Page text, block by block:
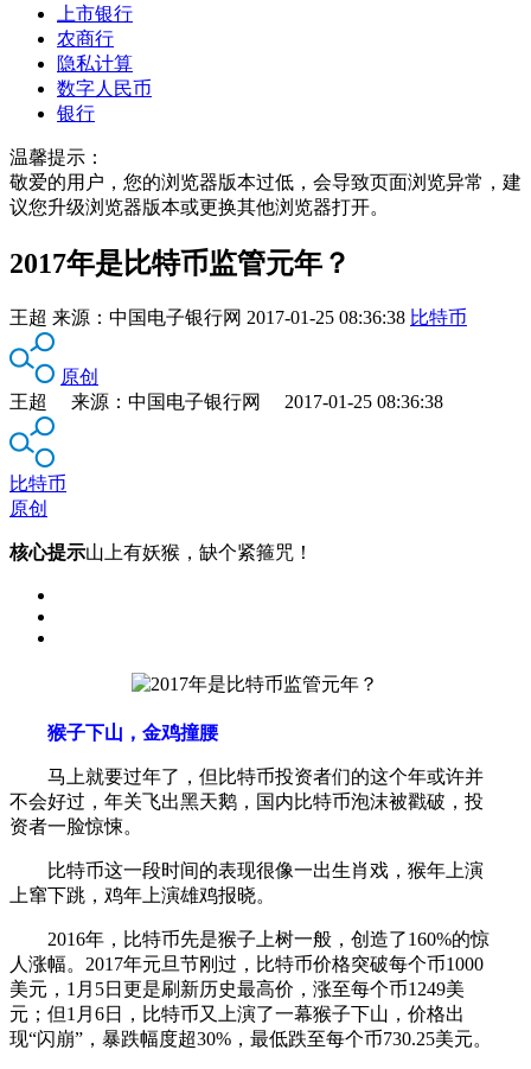
上市银行
农商行
隐私计算
数字人民币
银行
温馨提示：
敬爱的用户，您的浏览器版本过低，会导致页面浏览异常，建
议您升级浏览器版本或更换其他浏览器打开。
2017年是比特币监管元年？
王超 来源： 中国电子银行网 2017-01-25 08:36:38 比特币
原创
王超 来源：中国电子银行网 2017-01-25 08:36:38
比特币
原创
核心提示山上有妖猴，缺个紧箍咒！
猴子下山，金鸡撞腰
马上就要过年了，但比特币投资者们的这个年或许并
不会好过，年关飞出黑天鹅，国内比特币泡沫被戳破，投
资者一脸惊悚。
比特币这一段时间的表现很像一出生肖戏，猴年上演
上窜下跳，鸡年上演雄鸡报晓。
2016年，比特币先是猴子上树一般，创造了160%的惊
人涨幅。2017年元旦节刚过，比特币价格突破每个币1000
美元，1月5日更是刷新历史最高价，涨至每个币1249美
元；但1月6日，比特币又上演了一幕猴子下山，价格出
现“闪崩”，暴跌幅度超30%，最低跌至每个币730.25美元。